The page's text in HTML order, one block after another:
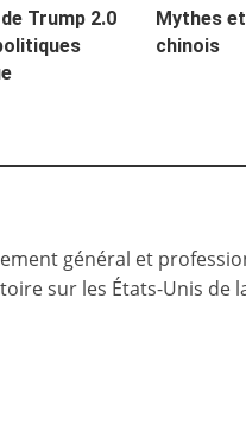
Trump 2.0
Mythes
chinois
général et
sur les États-Unis de